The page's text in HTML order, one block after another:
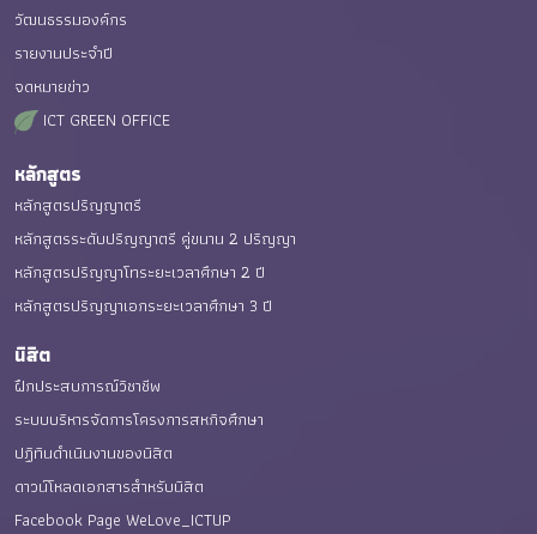
วัฒนธรรมองค์กร
รายงานประจำปี
จดหมายข่าว
ICT GREEN OFFICE
หลักสูตร
หลักสูตรปริญญาตรี
หลักสูตรระดับปริญญาตรี คู่ขนาน 2 ปริญญา
หลักสูตรปริญญาโทระยะเวลาศึกษา 2 ปี
หลักสูตรปริญญาเอกระยะเวลาศึกษา 3 ปี
นิสิต
ฝึกประสบการณ์วิชาชีพ
ระบบบริหารจัดการโครงการสหกิจศึกษา
ปฏิทินดำเนินงานของนิสิต
ดาวน์โหลดเอกสารสำหรับนิสิต
Facebook Page WeLove_ICTUP